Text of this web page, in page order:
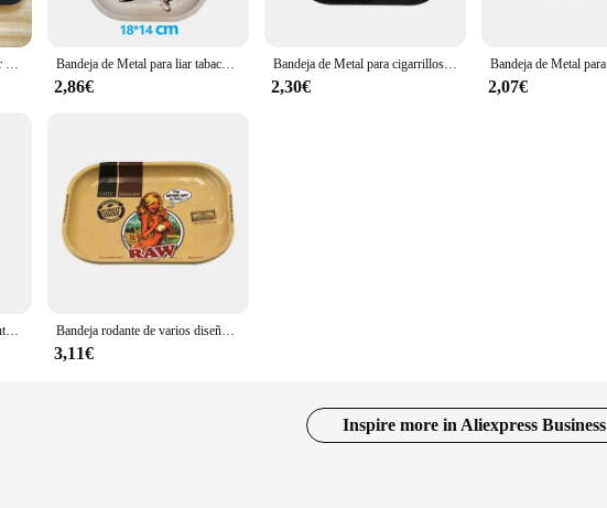
Juego de accesorios para fumar con tazón de silicona, tarros de vidrio, estuche de almacenamiento, tijeras, bandeja de Metal para Cocina Bandeja de Metal para liar tabaco, accesorios para fumar, plato de almacenamiento de estaño, contenedor de rodillo pequeño, 18x14CM, nuevo diseño
2,86€
Bandeja de Metal para cigarrillos de hierba, bandeja de cigarrillos animada, bandeja de cigarrillos de 7,1x4,7 pulgadas, bandeja de almacenamiento de accesorios de hierba, 1 ud.
2,30€ 2,07€
Contenedores de almacenamiento herméticos de 5 piezas, soportes a prueba de olores con bandeja rodante de Metal, 18x12,5 cm, accesorios para fumar tabaco Bandeja rodante de varios diseños, accesorios de Metal para fumar tabaco, herramientas de molinillo de placa de hojalata de hierba, 18x14CM
3,11€
Inspire more in Aliexpress Business